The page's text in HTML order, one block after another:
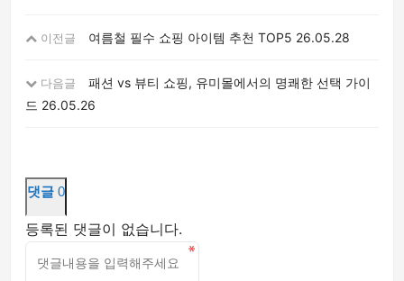
이전글 여름철 필수 쇼핑 아이템 추천 TOP5 26.05.28
다음글
패션 vs 뷰티 쇼핑, 유미몰에서의 명쾌한 선택 가이
드 26.05.26
댓글 0
등록된 댓글이 없습니다.